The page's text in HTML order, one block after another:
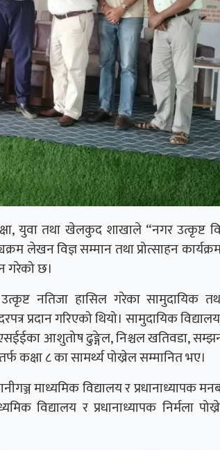
युवा तथा खेलकुद शाखाले “नगर उत्कृष्ट
लेखन विज्ञ सम्मान तथा प्रोत्साहन
गरेको छ।
उत्कृष्ट नतिजा हासिल गरेका सामुदायिक
प्रदान गरिएको थियो। सामुदायिक
आशुतोष ढुङ्गेल, निश्चल खतिवडा,
कक्षा ८ का सामर्थ्य पोख्रेल सम्मानित भए।
माध्यमिक विद्यालय र प्रधानाध्यापक
विद्यालय र प्रधानाध्यापक निर्मला